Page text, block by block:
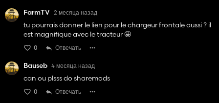
FarmTV 2 месяца назад
tu pourrais donner le lien pour le chargeur frontale aussi ? il
est magnifique avec le tracteur 🤩
0 Отвечать
Bauseb 4 месяца назад
can ou plsss do sharemods
0 Отвечать